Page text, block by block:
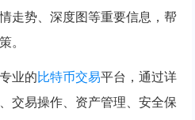
走势、深度图等重要信息，帮
。
业的比特币交易平台，通过详
交易操作、资产管理、安全保